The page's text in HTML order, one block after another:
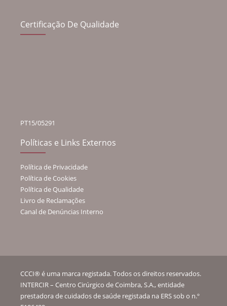
Certificação De Qualidade
PT15/05291
Políticas e Links Externos
Política de Privacidade
Política de Cookies
Política de Qualidade
Livro de Reclamações
Canal de Denúncias Interno
CCCI® é uma marca registada. Todos os direitos reservados.
INTERCIR – Centro Cirúrgico de Coimbra, S.A., entidade
prestadora de cuidados de saúde registada na ERS sob o n.º